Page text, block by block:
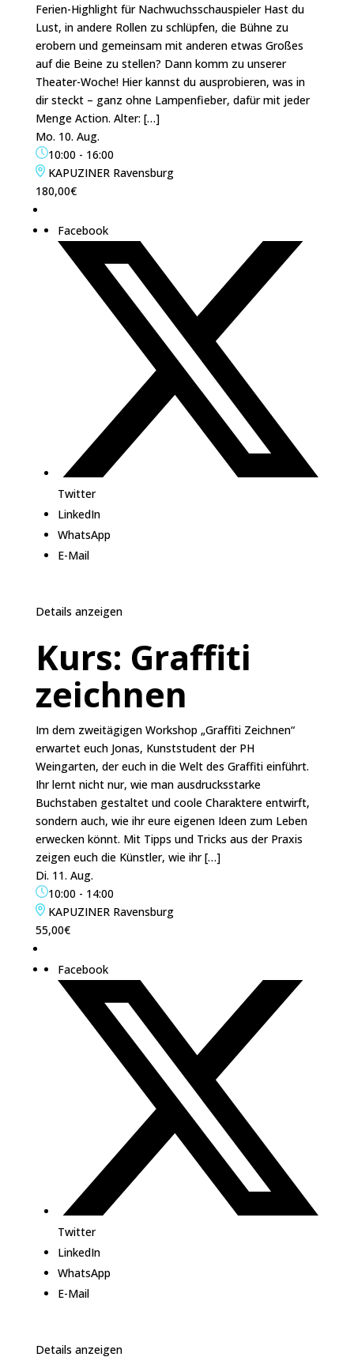
Ferien-Highlight für Nachwuchsschauspieler Hast du
Lust, in andere Rollen zu schlüpfen, die Bühne zu
erobern und gemeinsam mit anderen etwas Großes
auf die Beine zu stellen? Dann komm zu unserer
Theater-Woche! Hier kannst du ausprobieren, was in
dir steckt – ganz ohne Lampenfieber, dafür mit jeder
Menge Action. Alter: […]
Mo. 10. Aug.
10:00 - 16:00
KAPUZINER Ravensburg
180,00€
Facebook
Twitter
LinkedIn
WhatsApp
E-Mail
Details anzeigen
Kurs: Graffiti
zeichnen
Im dem zweitägigen Workshop „Graffiti Zeichnen“
erwartet euch Jonas, Kunststudent der PH
Weingarten, der euch in die Welt des Graffiti einführt.
Ihr lernt nicht nur, wie man ausdrucksstarke
Buchstaben gestaltet und coole Charaktere entwirft,
sondern auch, wie ihr eure eigenen Ideen zum Leben
erwecken könnt. Mit Tipps und Tricks aus der Praxis
zeigen euch die Künstler, wie ihr […]
Di. 11. Aug.
10:00 - 14:00
KAPUZINER Ravensburg
55,00€
Facebook
Twitter
LinkedIn
WhatsApp
E-Mail
Details anzeigen